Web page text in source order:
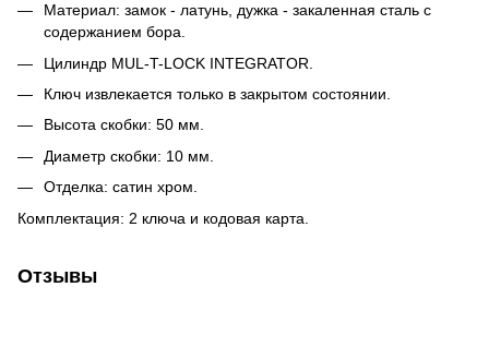
Материал: замок - латунь, дужка - закаленная сталь с
содержанием бора.
Цилиндр MUL-T-LOCK INTEGRATOR.
Ключ извлекается только в закрытом состоянии.
Высота скобки: 50 мм.
Диаметр скобки: 10 мм.
Отделка: сатин хром.
Комплектация: 2 ключа и кодовая карта.
Отзывы